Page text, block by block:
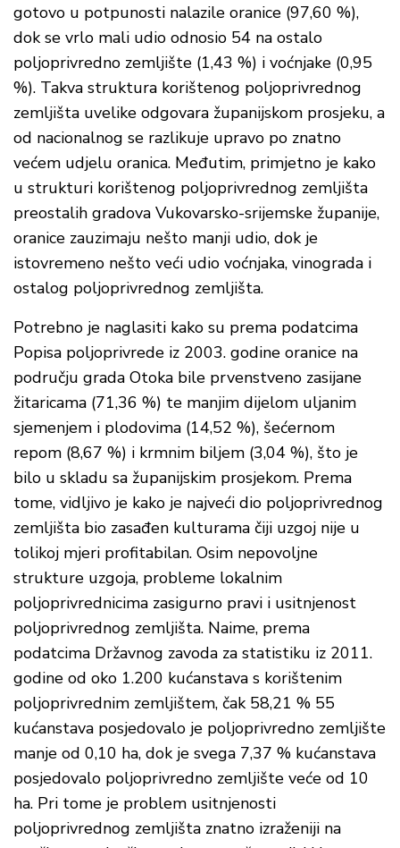
gotovo u potpunosti nalazile oranice (97,60 %),
dok se vrlo mali udio odnosio 54 na ostalo
poljoprivredno zemljište (1,43 %) i voćnjake (0,95
%). Takva struktura korištenog poljoprivrednog
zemljišta uvelike odgovara županijskom prosjeku, a
od nacionalnog se razlikuje upravo po znatno
većem udjelu oranica. Međutim, primjetno je kako
u strukturi korištenog poljoprivrednog zemljišta
preostalih gradova Vukovarsko-srijemske županije,
oranice zauzimaju nešto manji udio, dok je
istovremeno nešto veći udio voćnjaka, vinograda i
ostalog poljoprivrednog zemljišta.
Potrebno je naglasiti kako su prema podatcima
Popisa poljoprivrede iz 2003. godine oranice na
području grada Otoka bile prvenstveno zasijane
žitaricama (71,36 %) te manjim dijelom uljanim
sjemenjem i plodovima (14,52 %), šećernom
repom (8,67 %) i krmnim biljem (3,04 %), što je
bilo u skladu sa županijskim prosjekom. Prema
tome, vidljivo je kako je najveći dio poljoprivrednog
zemljišta bio zasađen kulturama čiji uzgoj nije u
tolikoj mjeri profitabilan. Osim nepovoljne
strukture uzgoja, probleme lokalnim
poljoprivrednicima zasigurno pravi i usitnjenost
poljoprivrednog zemljišta. Naime, prema
podatcima Državnog zavoda za statistiku iz 2011.
godine od oko 1.200 kućanstava s korištenim
poljoprivrednim zemljištem, čak 58,21 % 55
kućanstava posjedovalo je poljoprivredno zemljište
manje od 0,10 ha, dok je svega 7,37 % kućanstava
posjedovalo poljoprivredno zemljište veće od 10
ha. Pri tome je problem usitnjenosti
poljoprivrednog zemljišta znatno izraženiji na